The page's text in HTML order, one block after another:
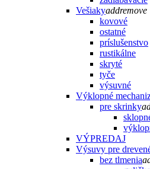
Vešiakyaddremove
kovové
ostatné
príslušenstvo
rustikálne
skryté
tyče
výsuvné
Výklopné
pre skrinky
VÝPREDAJ
Výsuvy pre
bez tlmenia